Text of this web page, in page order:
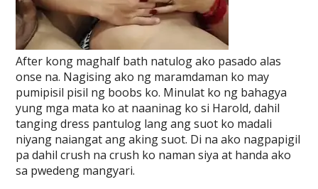
After kong maghalf bath natulog ako pasado alas
onse na. Nagising ako ng maramdaman ko may
pumipisil pisil ng boobs ko. Minulat ko ng bahagya
yung mga mata ko at naaninag ko si Harold, dahil
tanging dress pantulog lang ang suot ko madali
niyang naiangat ang aking suot. Di na ako nagpapigil
pa dahil crush na crush ko naman siya at handa ako
sa pwedeng mangyari.